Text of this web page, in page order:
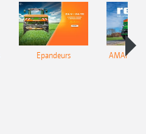
Epandeurs
AMAnews